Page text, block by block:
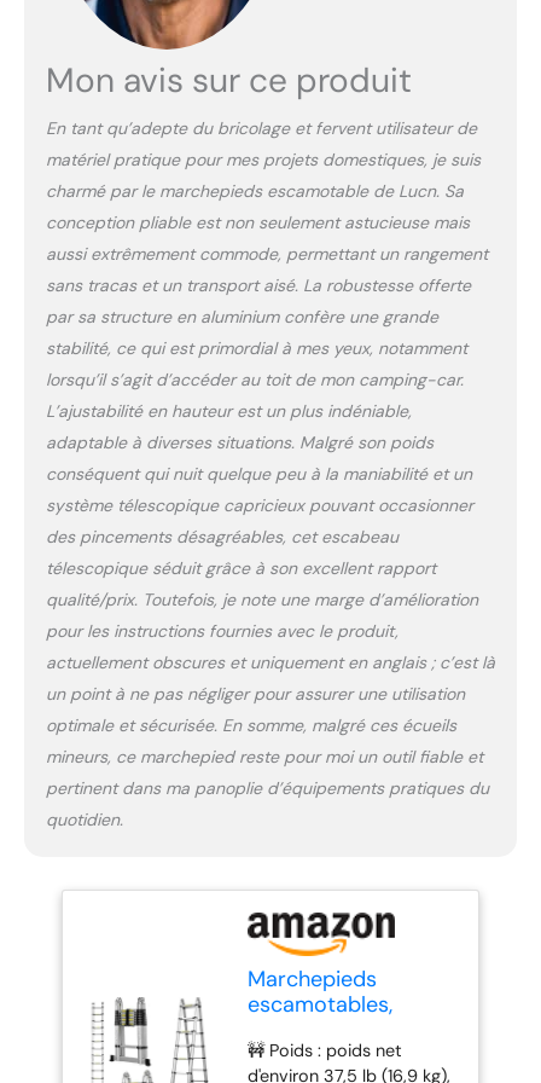
peinture des murs ; 🚧
confirmer que l'échelle est
bien droite, les verrous
sont verrouillés en place
et ne déplacez pas
l'échelle lorsque quelqu'un
veuillez commencer par le
bas, ne mettez pas vos
doigts entre les échelons
(veuillez vérifier l'image et
la description pour plus
de détails) ; 🚧 Sûr et
compact : avec une
conception en Métal
durable + des loquets de
de qualité industrielle +
des pieds solides
antidérapants en
caoutchouc + une barre
de support, l'échelle
télescopique est
approuvée par la norme
de sécurité EN131 ; 🚧
Largement application :
pour l'intérieur et
l'extérieur. Cette échelle
utile devrait faire partie
de tout ménage et
Échelle pratique et utile
pour les particuliers et les
professionnels;
Mon avis sur ce produit
En tant qu’adepte du bricolage et fervent utilisateur de
matériel pratique pour mes projets domestiques, je suis
charmé par le marchepieds escamotable de Lucn. Sa
conception pliable est non seulement astucieuse mais
aussi extrêmement commode, permettant un rangement
sans tracas et un transport aisé. La robustesse offerte
par sa structure en aluminium confère une grande
stabilité, ce qui est primordial à mes yeux, notamment
lorsqu’il s’agit d’accéder au toit de mon camping-car.
L’ajustabilité en hauteur est un plus indéniable,
adaptable à diverses situations. Malgré son poids
conséquent qui nuit quelque peu à la maniabilité et un
système télescopique capricieux pouvant occasionner
des pincements désagréables, cet escabeau
télescopique séduit grâce à son excellent rapport
qualité/prix. Toutefois, je note une marge d’amélioration
pour les instructions fournies avec le produit,
actuellement obscures et uniquement en anglais ; c’est là
un point à ne pas négliger pour assurer une utilisation
optimale et sécurisée. En somme, malgré ces écueils
mineurs, ce marchepied reste pour moi un outil fiable et
pertinent dans ma panoplie d’équipements pratiques du
quotidien.
Marchepieds
escamotables,
Télescopique,
🚧 Poids : poids net
d'environ 37,5 lb (16,9 kg),